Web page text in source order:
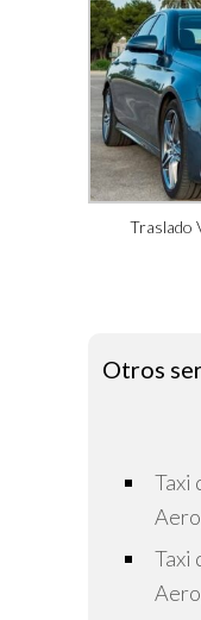
Traslado
Otros
Taxi
Taxi